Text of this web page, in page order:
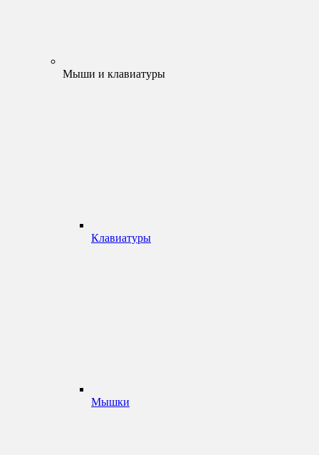
Мыши и клавиатуры
Клавиатуры
Мышки